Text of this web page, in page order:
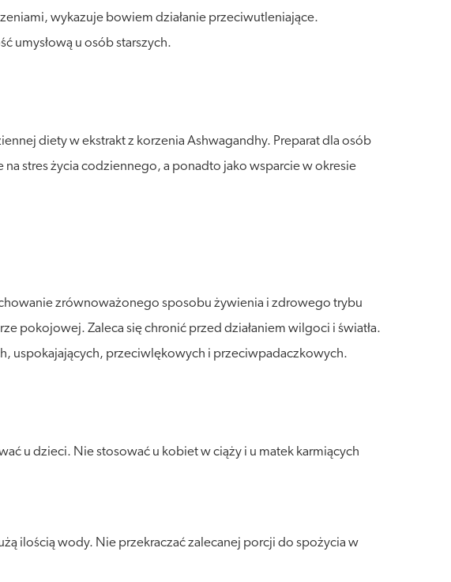
wykazuje bowiem działanie przeciwutleniające.
umysłową u osób starszych.
diety w ekstrakt z korzenia Ashwagandhy. Preparat dla osób
stres życia codziennego, a ponadto jako wsparcie w okresie
zrównoważonego sposobu żywienia i zdrowego trybu
pokojowej. Zaleca się chronić przed działaniem wilgoci i światła.
uspokajających, przeciwlękowych i przeciwpadaczkowych.
u dzieci. Nie stosować u kobiet w ciąży i u matek karmiących
ilością wody. Nie przekraczać zalecanej porcji do spożycia w